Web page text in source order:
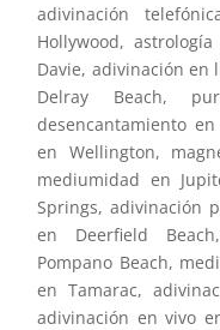
adivinación
Hollywood,
Davie, adivinación en
Delray Beach,
desencantamiento
en Wellington,
mediumidad en
Springs, adivinación
en Deerfield
Pompano Beach,
en Tamarac,
adivinación en vivo